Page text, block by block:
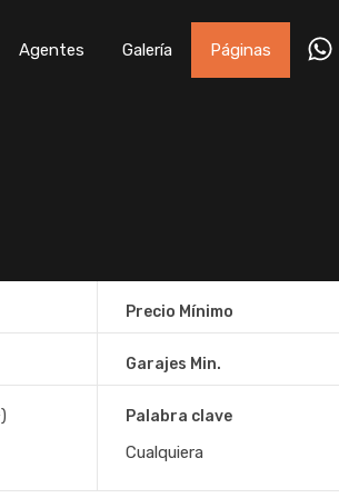
Agentes Galería Páginas
Precio Mínimo
Garajes Min.
Palabra clave